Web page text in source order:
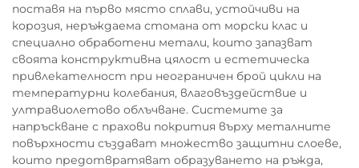
поставя на първо място сплави, устойчиви на
корозия, неръждаема стомана от морски клас и
специално обработени метали, които запазват
своята конструктивна цялост и естетическа
привлекателност при неограничен брой цикли на
температурни колебания, влаговъздействие и
ултравиолетово облъчване. Системите за
напръскване с прахови покрития върху металните
повърхности създават множество защитни слоеве,
които предотвратяват образуването на ръжда,